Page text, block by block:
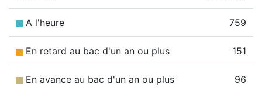
A l'heure 759
En retard au bac d'un an ou plus 151
En avance au bac d'un an ou plus 96